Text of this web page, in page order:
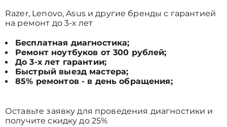
Razer, Lenovo, Asus и другие бренды с гарантией
на ремонт до 3-х лет
Бесплатная диагностика;
Ремонт ноутбуков от 300 рублей;
До 3-х лет гарантии;
Быстрый выезд мастера;
85% ремонтов - в день обращения;
Оставьте заявку для проведения диагностики и
получите скидку до 25%